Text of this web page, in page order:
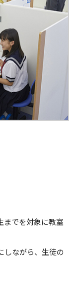
までを対象に教室
しながら、生徒の